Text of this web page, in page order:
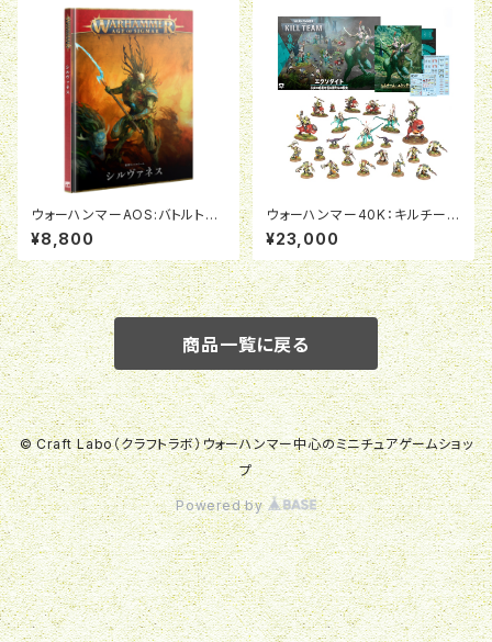
ウォーハンマーAOS:バトルトー
ム：シルヴァネス（日本語版）
¥8,800
ウォーハンマー40K：キルチー
ム：エクソダイト（日本語版）
¥23,000
商品一覧に戻る
© Craft Labo（クラフトラボ）ウォーハンマー中心のミニチュアゲームショッ
プ
Powered by